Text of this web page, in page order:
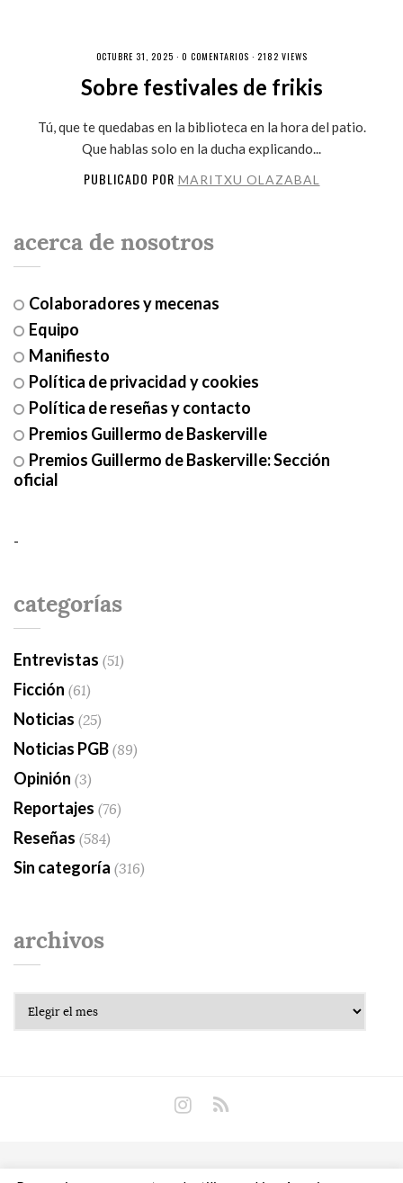
OCTUBRE 31, 2025 · 0 COMENTARIOS · 2182 VIEWS
Sobre festivales de frikis
Tú, que te quedabas en la biblioteca en la hora del patio.
Que hablas solo en la ducha explicando...
PUBLICADO POR MARITXU OLAZABAL
acerca de nosotros
Colaboradores y mecenas
Equipo
Manifiesto
Política de privacidad y cookies
Política de reseñas y contacto
Premios Guillermo de Baskerville
Premios Guillermo de Baskerville: Sección
oficial
-
categorías
Entrevistas (51)
Ficción (61)
Noticias (25)
Noticias PGB(89)
Opinión (3)
Reportajes (76)
Reseñas (584)
Sin categoría (316)
archivos
Copyright © 2018 Libros Prohibidos • Política de